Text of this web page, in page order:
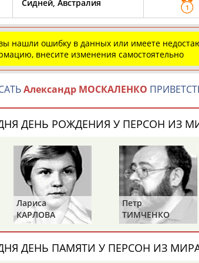
ЦЕЛИ ПРОЕКТА КОНТАКТЫ НАШИ
деятельностиinform@infosport.ru
Сидней, Австралия 1
нашли ошибку в данных или имеете
внесите изменения самостоятельно
Александр МОСКАЛЕНКО
ДЕНЬ РОЖДЕНИЯ У ПЕРСОН ИЗ
ТИМЧЕНКО
ДЕНЬ ПАМЯТИ У ПЕРСОН ИЗ